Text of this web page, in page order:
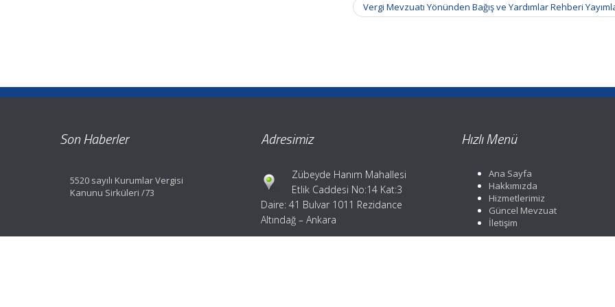
Vergi Mevzuatı Yönünden Bağış ve Yardımlar Rehberi
Son Haberler
5520 sayılı Kurumlar Vergisi
Kanunu Sirküleri /73
Adresimiz
Zübeyde Hanım Mahallesi
Etlik Caddesi No:14 Kat:3
Daire: 41 Bulvar 1011 Rezidance
Altındağ – Ankara
Hızlı Menü
Ana Sayfa
Hakkımızda
Hizmetlerimiz
Güncel Mevzuat
İletişim